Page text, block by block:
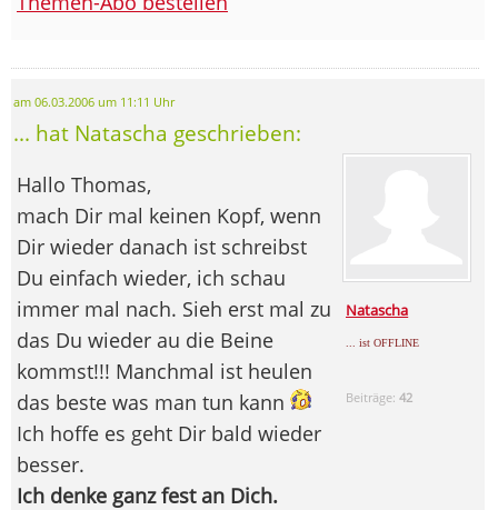
am 06.03.2006 um 11:11 Uhr
... hat Natascha geschrieben:
Natascha
... ist OFFLINE
Beiträge:42
Hallo Thomas,
mach Dir mal keinen Kopf, wenn
Dir wieder danach ist schreibst
Du einfach wieder, ich schau
immer mal nach. Sieh erst mal zu
das Du wieder au die Beine
kommst!!! Manchmal ist heulen
das beste was man tun kann
Ich hoffe es geht Dir bald wieder
besser.
Ich denke ganz fest an Dich.